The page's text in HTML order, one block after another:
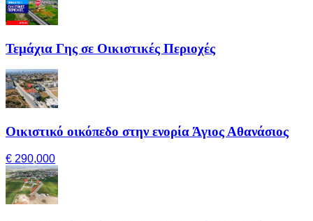
Τεμάχια Γης σε Οικιστικές Περιοχές
Οικιστικό οικόπεδο στην ενορία Άγιος Αθανάσιος
€ 290,000